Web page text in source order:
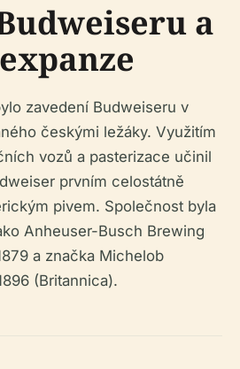
a
zavedení Budweiseru v
českými ležáky. Využitím
vozů a pasterizace učinil
prvním celostátně
pivem. Společnost byla
Anheuser-Busch Brewing
a značka Michelob
(Britannica).